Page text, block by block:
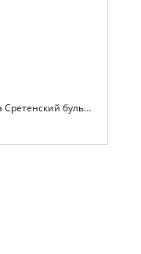
Китай-Город Лубянка Сретенский бульвар Тургеневская Чистые пруды